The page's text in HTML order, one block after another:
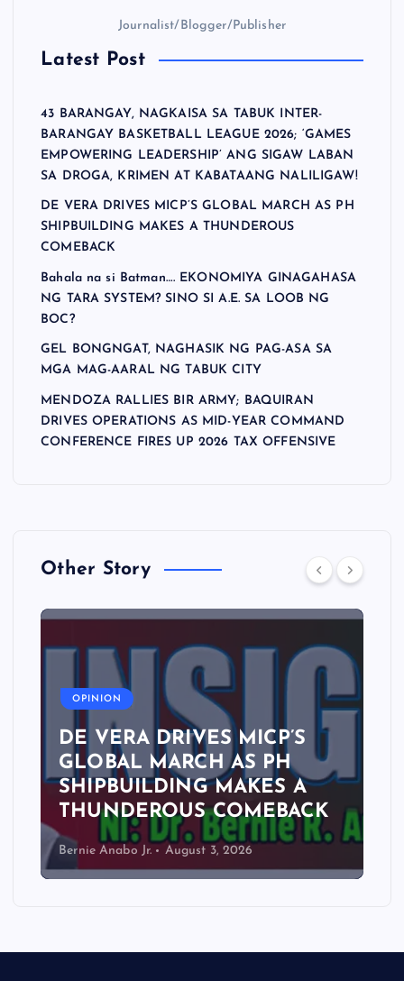
Journalist/Blogger/Publisher
Latest Post
43 BARANGAY, NAGKAISA SA TABUK INTER-
BARANGAY BASKETBALL LEAGUE 2026; ‘GAMES
EMPOWERING LEADERSHIP’ ANG SIGAW LABAN
SA DROGA, KRIMEN AT KABATAANG NALILIGAW!
DE VERA DRIVES MICP’S GLOBAL MARCH AS PH
SHIPBUILDING MAKES A THUNDEROUS
COMEBACK
Bahala na si Batman…. EKONOMIYA GINAGAHASA
NG TARA SYSTEM? SINO SI A.E. SA LOOB NG
BOC?
GEL BONGNGAT, NAGHASIK NG PAG-ASA SA
MGA MAG-AARAL NG TABUK CITY
MENDOZA RALLIES BIR ARMY; BAQUIRAN
DRIVES OPERATIONS AS MID-YEAR COMMAND
CONFERENCE FIRES UP 2026 TAX OFFENSIVE
Other Story
OPINION
DE VERA DRIVES MICP’S
GLOBAL MARCH AS PH
SHIPBUILDING MAKES A
THUNDEROUS COMEBACK
Bernie Anabo Jr. August 3, 2026